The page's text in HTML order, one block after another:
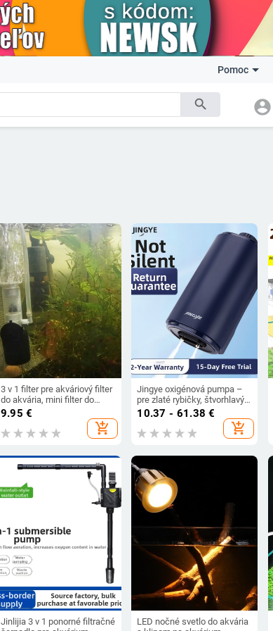
search
Pomoc
account_circle
3 v 1 filter pre akváriový filter
do akvária, mini filter do
akvária, ponorný filter do
9.95 €
add_shopping_cart
Jingye oxigénová pumpa –
pre zlaté rybičky, štvorhlavý
aerátor s vysokým objemom
vzduchu, domáca vodná
pumpa do akvária, 1 kg
10.37 - 61.38 €
add_shopping_cart
Jinlijia 3 v 1 ponorné filtračné
LED nočné svetlo do akvária